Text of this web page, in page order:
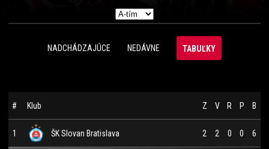
NADCHÁDZAJÚCE NEDÁVNE TABUĽKY
# Klub Z V R P B
1 ŠK Slovan Bratislava 2 2 0 0 6